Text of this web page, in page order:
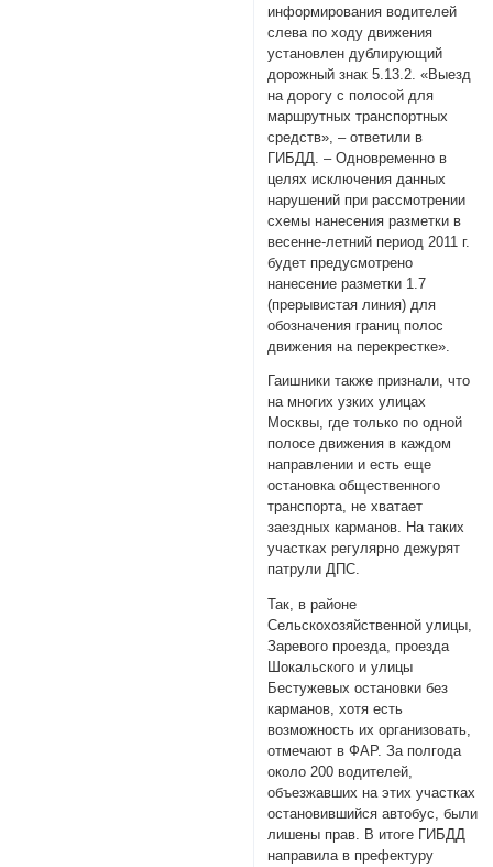
информирования водителей
слева по ходу движения
установлен дублирующий
дорожный знак 5.13.2. «Выезд
на дорогу с полосой для
маршрутных транспортных
средств», – ответили в
ГИБДД. – Одновременно в
целях исключения данных
нарушений при рассмотрении
схемы нанесения разметки в
весенне-летний период 2011 г.
будет предусмотрено
нанесение разметки 1.7
(прерывистая линия) для
обозначения границ полос
движения на перекрестке».
Гаишники также признали, что
на многих узких улицах
Москвы, где только по одной
полосе движения в каждом
направлении и есть еще
остановка общественного
транспорта, не хватает
заездных карманов. На таких
участках регулярно дежурят
патрули ДПС.
Так, в районе
Сельскохозяйственной улицы,
Заревого проезда, проезда
Шокальского и улицы
Бестужевых остановки без
карманов, хотя есть
возможность их организовать,
отмечают в ФАР. За полгода
около 200 водителей,
объезжавших на этих участках
остановившийся автобус, были
лишены прав. В итоге ГИБДД
направила в префектуру